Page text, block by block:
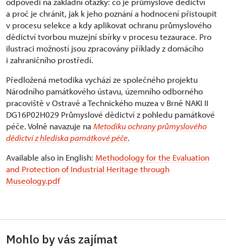
a proč je chránit, jak k jeho poznání a hodnocení přistoupit
v procesu selekce a kdy aplikovat ochranu průmyslového
dědictví tvorbou muzejní sbírky v procesu tezaurace. Pro
ilustraci možností jsou zpracovány příklady z domácího
i zahraničního prostředí.
Předložená metodika vychází ze společného projektu
Národního památkového ústavu, územního odborného
pracoviště v Ostravě a Technického muzea v Brně NAKI II
DG16P02H029 Průmyslové dědictví z pohledu památkové
péče. Volně navazuje na Metodiku ochrany průmyslového
dědictví z hlediska památkové péče.
Available also in English: Methodology for the Evaluation
and Protection of Industrial Heritage through
Museology.pdf
Mohlo by vás zajímat